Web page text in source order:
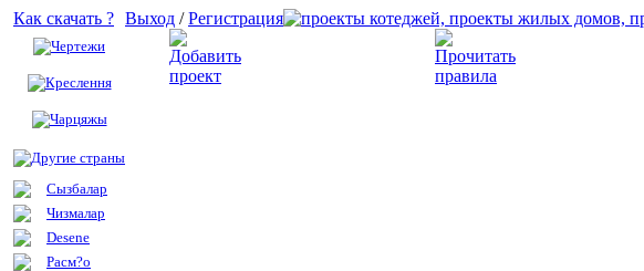
Как скачать ?
Чертежи
Креслення
Чарцяжы
Другие страны
Сызбалар
Чизмалар
Desene
Расм?о
Выход /Регистрация